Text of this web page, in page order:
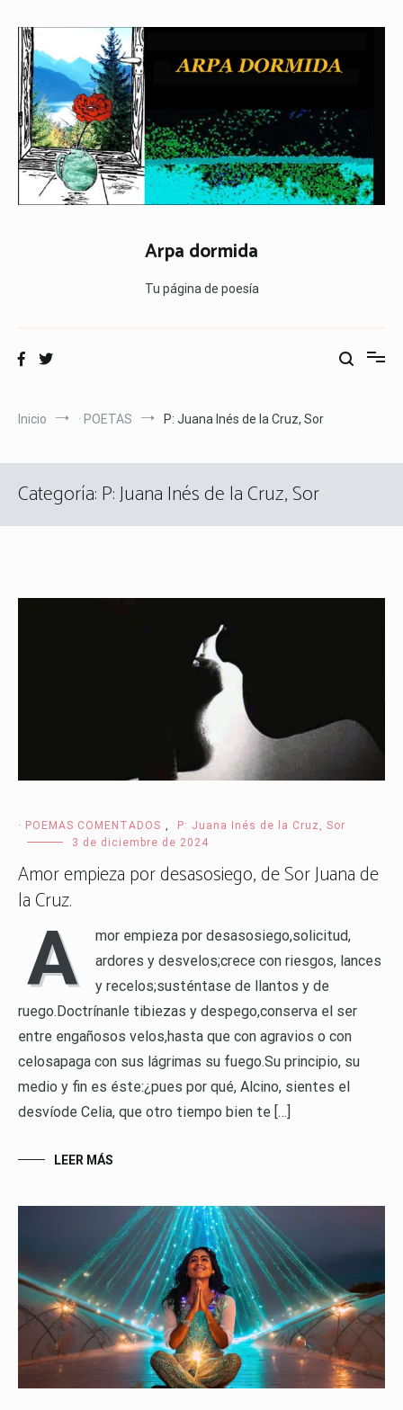
contenido
Arpa dormida
Tu página de poesía
Inicio · POETAS P: Juana Inés de la Cruz, Sor
Categoría:P: Juana Inés de la Cruz, Sor
· POEMAS COMENTADOS ,
P: Juana Inés de la Cruz, Sor
3 de diciembre de 2024
Amor empieza por desasosiego, de Sor Juana de
la Cruz.
A
mor empieza por desasosiego,solicitud,
ardores y desvelos;crece con riesgos, lances
y recelos;susténtase de llantos y de
ruego.Doctrínanle tibiezas y despego,conserva el ser
entre engañosos velos,hasta que con agravios o con
celosapaga con sus lágrimas su fuego.Su principio, su
medio y fin es éste:¿pues por qué, Alcino, sientes el
desvíode Celia, que otro tiempo bien te […]
LEER MÁS